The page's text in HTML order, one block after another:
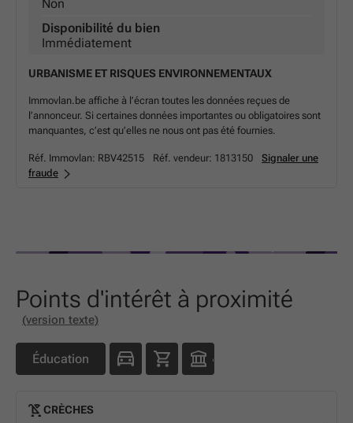
Non
Disponibilité du bien
Immédiatement
URBANISME ET RISQUES ENVIRONNEMENTAUX
Immovlan.be affiche à l’écran toutes les données reçues de
l’annonceur. Si certaines données importantes ou obligatoires sont
manquantes, c’est qu’elles ne nous ont pas été fournies.
Réf. Immovlan: RBV42515 Réf. vendeur: 1813150
Signaler une
fraude
Points d'intérêt à proximité
(version texte)
Éducation
CRÈCHES